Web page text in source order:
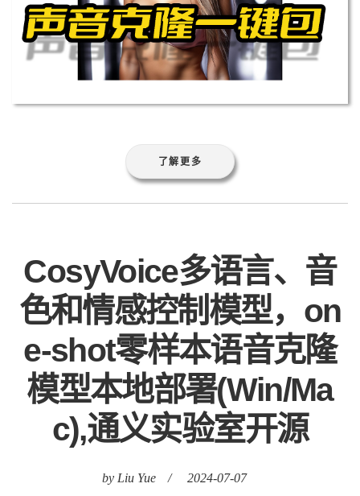
了解更多
CosyVoice多语言、音
色和情感控制模型，on
e-shot零样本语音克隆
模型本地部署(Win/Ma
c),通义实验室开源
by Liu Yue / 2024-07-07